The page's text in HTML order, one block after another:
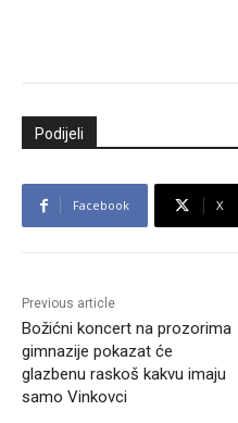
Podijeli
Facebook X
Previous article
Božićni koncert na prozorima
gimnazije pokazat će
glazbenu raskoš kakvu imaju
samo Vinkovci